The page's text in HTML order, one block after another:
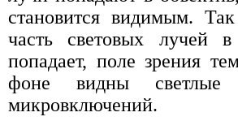
становится видимым.
часть световых лучей
попадает, поле зрения
фоне видны светлые
микровключений.